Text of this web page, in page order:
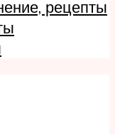
рецепты